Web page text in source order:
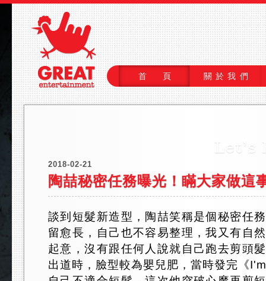
首 頁 關於我們
2018-02-21
陶喆秘密任務曝光！瞞大家做這
談到短髮新造型，陶喆笑稱是個秘密任
留愈長，自己也不容易整理，我又有自
起意，沒有跟任何人說就自己跑去剪頭
出道時，臉型較為嬰兒肥，當時發完《